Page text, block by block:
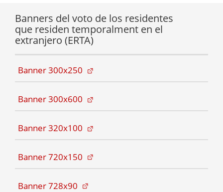
Banners del voto de los residentes
que residen temporalment en el
extranjero (ERTA)
Banner 300x250 (Abre en pestaña nueva)
Banner 300x600 (Abre en pestaña nueva)
Banner 320x100 (Abre en pestaña nueva)
Banner 720x150 (Abre en pestaña nueva)
Banner 728x90 (Abre en pestaña nueva)